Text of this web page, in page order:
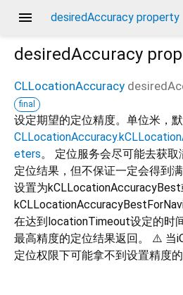
menu desiredAccuracy property
desiredAccuracy
CLLocationAccuracy
final
设定期望的定位精度。单位米，
eters。 定位服务会尽可能去获
定位结果，但不保证一定会得到
设置为
在达到locationTimeout设定的时
最高精度的定位结果返回。 ⚠️ 当
定位权限下可能拿不到设置精度